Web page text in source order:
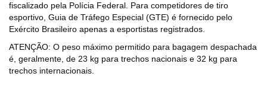
fiscalizado pela Polícia Federal. Para competidores de tiro
esportivo, Guia de Tráfego Especial (GTE) é fornecido pelo
Exército Brasileiro apenas a esportistas registrados.
ATENÇÃO: O peso máximo permitido para bagagem despachada
é, geralmente, de 23 kg para trechos nacionais e 32 kg para
trechos internacionais.